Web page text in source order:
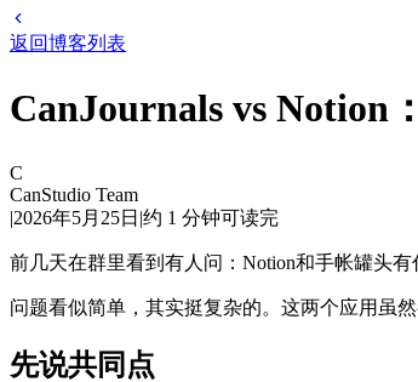
返回博客列表
CanJournals vs Notion
C
CanStudio Team
|2026年5月25日 |约 1 分钟可读完
前几天在群里看到有人问：Notion和手帐罐头有
问题看似简单，其实挺复杂的。这两个应用虽
先说共同点